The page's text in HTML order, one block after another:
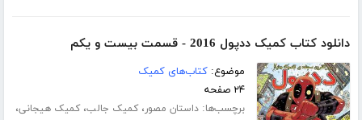
دانلود کتاب کمیک ددپول 2016 - قسمت بیست و یکم
موضوع:کتاب‌های کمیک
۲۴ صفحه
برچسب‌ها:داستان مصور،کمیک جالب،کمیک هیجانی،